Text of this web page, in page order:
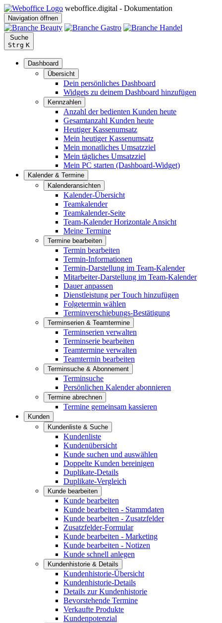
weboffice.digital - Dokumentation
Navigation öffnen
Suche
Strg K
Dashboard
Übersicht
Dein persönliches Dashboard
Widgets zu deinem Dashboard hinzufügen
Kennzahlen
Anzahl der bedienten Kunden heute
Gesamtanzahl Kunden heute
Heutiger Kassenumsatz
Mein heutiger Kassenumsatz
Mein monatliches Umsatzziel
Mein tägliches Umsatzziel
Mein PC starten (Dashboard-Widget)
Kalender & Termine
Kalenderansichten
Kalender-Übersicht
Teamkalender
Teamkalender-Seite
Team-Kalender Horizontale Ansicht
Meine Termine
Termine bearbeiten
Termin bearbeiten
Termin-Informationen
Termin-Darstellung im Team-Kalender
Mitarbeiter-Darstellung im Team-Kalender
Dauer anpassen
Dienstleistung per Touch hinzufügen
Folgetermin wählen
Terminverschiebungs-Bestätigung
Terminserien & Teamtermine
Terminserien verwalten
Terminserie bearbeiten
Teamtermine verwalten
Teamtermin bearbeiten
Terminsuche & Abonnement
Terminsuche
Persönlichen Kalender abonnieren
Termine abrechnen
Termine gemeinsam kassieren
Kunden
Kundenliste & Suche
Kundenliste
Kundenübersicht
Kunde suchen und auswählen
Doppelte Kunden bereinigen
Duplikate-Details
Duplikate-Vergleich
Kunde bearbeiten
Kunde bearbeiten
Kunde bearbeiten - Stammdaten
Kunde bearbeiten - Zusatzfelder
Zusatzfelder-Formular
Kunde bearbeiten - Marketing
Kunde bearbeiten - Notizen
Kunde schnell anlegen
Kundenhistorie & Details
Kundenhistorie-Übersicht
Kundenhistorie-Details
Details zur Kundenhistorie
Bevorstehende Termine
Verkaufte Produkte
Kundenpotenzial